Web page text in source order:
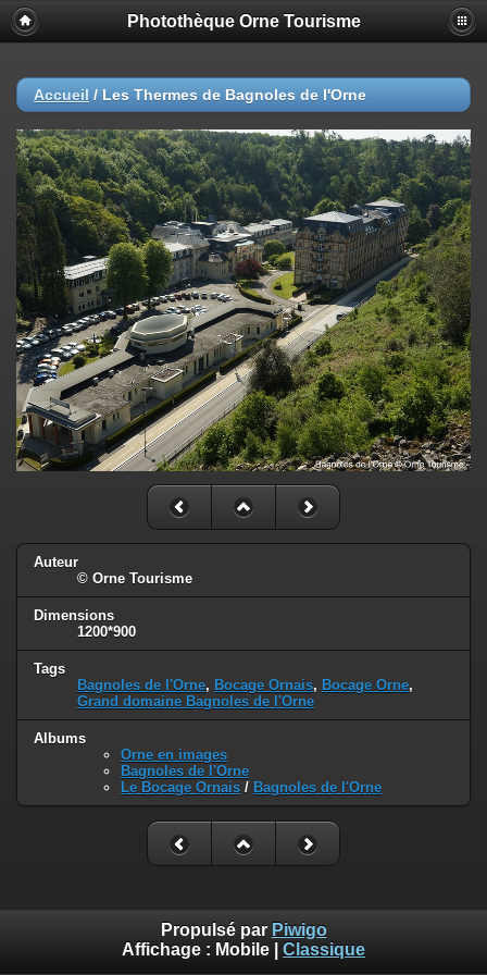
Photothèque Orne Tourisme
Accueil / Les Thermes de Bagnoles de l'Orne
Auteur
© Orne Tourisme
Dimensions
1200*900
Tags
Bagnoles de l'Orne, Bocage Ornais, Bocage Orne,
Grand domaine Bagnoles de l'Orne
Albums
Orne en images
Bagnoles de l'Orne
Le Bocage Ornais / Bagnoles de l'Orne
Propulsé par Piwigo
Affichage : Mobile Classique